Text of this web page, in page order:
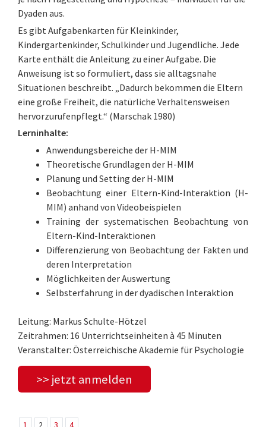
Dyaden aus.
Es gibt Aufgabenkarten für Kleinkinder,
Kindergartenkinder, Schulkinder und Jugendliche. Jede
Karte enthält die Anleitung zu einer Aufgabe. Die
Anweisung ist so formuliert, dass sie alltagsnahe
Situationen beschreibt. „Dadurch bekommen die Eltern
eine große Freiheit, die natürliche Verhaltensweisen
hervorzurufenpflegt.“ (Marschak 1980)
Lerninhalte:
Anwendungsbereiche der H-MIM
Theoretische Grundlagen der H-MIM
Planung und Setting der H-MIM
Beobachtung einer Eltern-Kind-Interaktion (H-
MIM) anhand von Videobeispielen
Training der systematischen Beobachtung von
Eltern-Kind-Interaktionen
Differenzierung von Beobachtung der Fakten und
deren Interpretation
Möglichkeiten der Auswertung
Selbsterfahrung in der dyadischen Interaktion
Leitung: Markus Schulte-Hötzel
Zeitrahmen: 16 Unterrichtseinheiten à 45 Minuten
Veranstalter: Österreichische Akademie für Psychologie
>> jetzt anmelden
1 2 3 4